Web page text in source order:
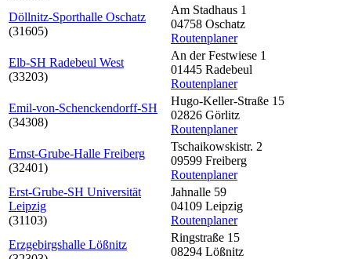
Döllnitz-Sporthalle Oschatz
(31605)
Am Stadhaus 1
04758 Oschatz
Routenplaner
Elb-SH Radebeul West
(33203)
An der Festwiese 1
01445 Radebeul
Routenplaner
Emil-von-Schenckendorff-SH
(34308)
Hugo-Keller-Straße 15
02826 Görlitz
Routenplaner
Ernst-Grube-Halle Freiberg
(32401)
Tschaikowskistr. 2
09599 Freiberg
Routenplaner
Erst-Grube-SH Universität
Leipzig
(31103)
Jahnalle 59
04109 Leipzig
Routenplaner
Erzgebirgshalle Lößnitz
Ringstraße 15
08294 Lößnitz